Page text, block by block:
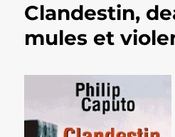
Clandestin,
mules et